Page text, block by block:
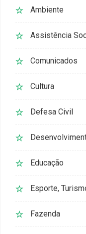
Ambiente
Assistência
Comunicados
Cultura
Defesa Civil
Educação
Esporte,
Fazenda